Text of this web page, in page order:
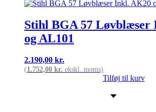
Stihl BGA 57 Løvblæser
og AL101
2.190,00 kr.
(1.752,00 kr. ekskl. moms)
Tilføj til kurv